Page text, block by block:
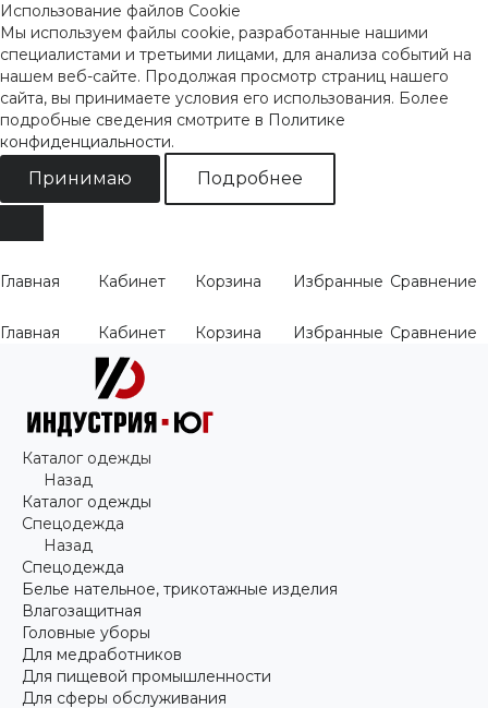
Использование файлов Cookie
Мы используем файлы cookie, разработанные нашими
специалистами и третьими лицами, для анализа событий на
нашем веб-сайте. Продолжая просмотр страниц нашего
сайта, вы принимаете условия его использования. Более
подробные сведения смотрите в Политике
конфиденциальности.
Принимаю Подробнее
Главная Кабинет Корзина Избранные Сравнение
Главная Кабинет Корзина Избранные Сравнение
Каталог одежды
Назад
Каталог одежды
Спецодежда
Назад
Спецодежда
Белье нательное, трикотажные изделия
Влагозащитная
Головные уборы
Для медработников
Для пищевой промышленности
Для сферы обслуживания